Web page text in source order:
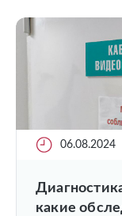
06.08.2024
какие